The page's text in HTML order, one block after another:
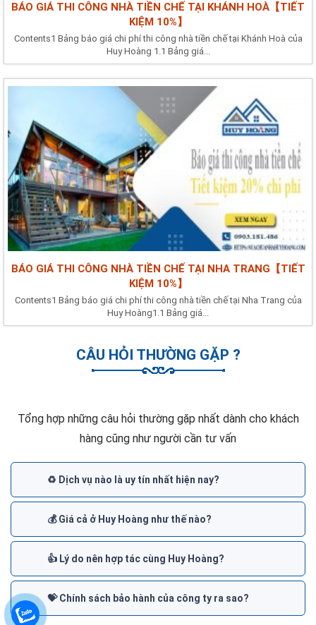
BÁO GIÁ THI CÔNG NHÀ TIỀN CHẾ TẠI KHÁNH HOÀ【TIẾT
KIỆM 10%】
Contents1 Bảng báo giá chi phí thi công nhà tiền chế tại Khánh Hoà của
Huy Hoàng 1.1 Bảng giá...
BÁO GIÁ THI CÔNG NHÀ TIỀN CHẾ TẠI NHA TRANG【TIẾT
KIỆM 10%】
Contents1 Bảng báo giá chi phí thi công nhà tiền chế tại Nha Trang của
Huy Hoàng1.1 Bảng giá...
CÂU HỎI THƯỜNG GẶP ?
Tổng hợp những câu hỏi thường gặp nhất dành cho khách
hàng cũng như người cần tư vấn
♻️ Dịch vụ nào là uy tín nhất hiện nay?
💰 Giá cả ở Huy Hoàng như thế nào?
👍 Lý do nên hợp tác cùng Huy Hoàng?
💝 Chính sách bảo hành của công ty ra sao?